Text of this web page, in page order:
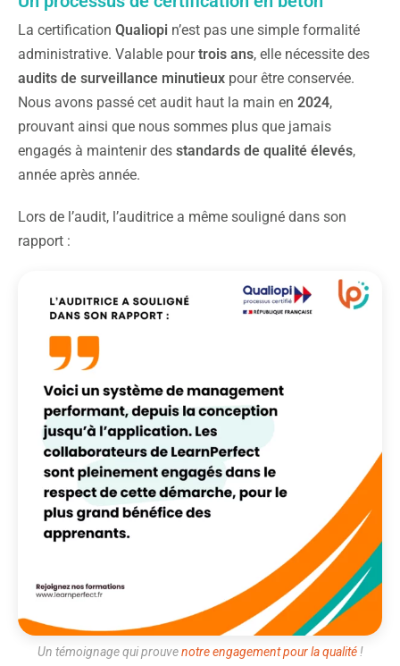
La certification Qualiopi n’est pas une simple formalité
administrative. Valable pourtrois ans, elle nécessite des
audits de surveillance minutieux pour être conservée.
Nous avons passé cet audit haut la main en 2024,
prouvant ainsi que nous sommes plus que jamais
engagés à maintenir des standards de qualité élevés,
année après année.
Lors de l’audit, l’auditrice a même souligné dans son
rapport :
Un témoignage qui prouvenotre engagement pour la qualité!